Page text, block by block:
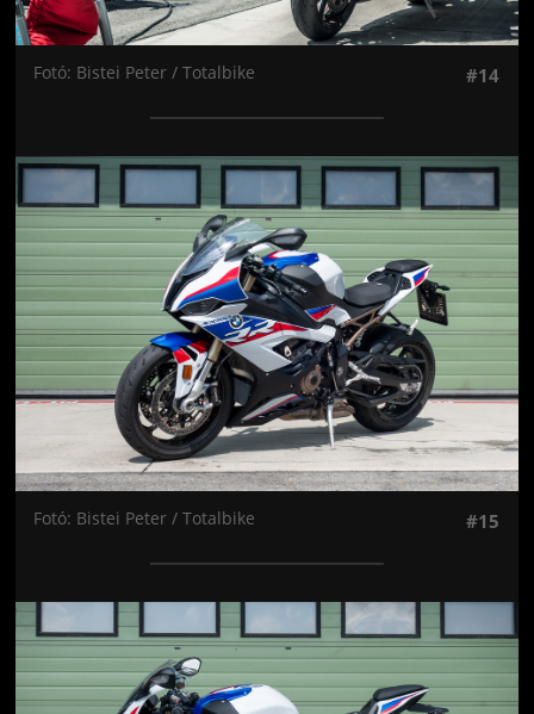
Fotó: Bistei Peter / Totalbike #14
Jön még kép!
Fotó: Bistei Peter / Totalbike #15
Jön még kép!